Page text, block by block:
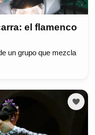
el flamenco
un grupo que mezcla